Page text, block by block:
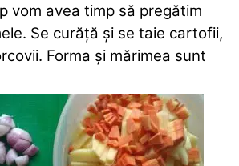
vom avea timp să pregătim
Se curăță și se taie cartofii,
Forma și mărimea sunt